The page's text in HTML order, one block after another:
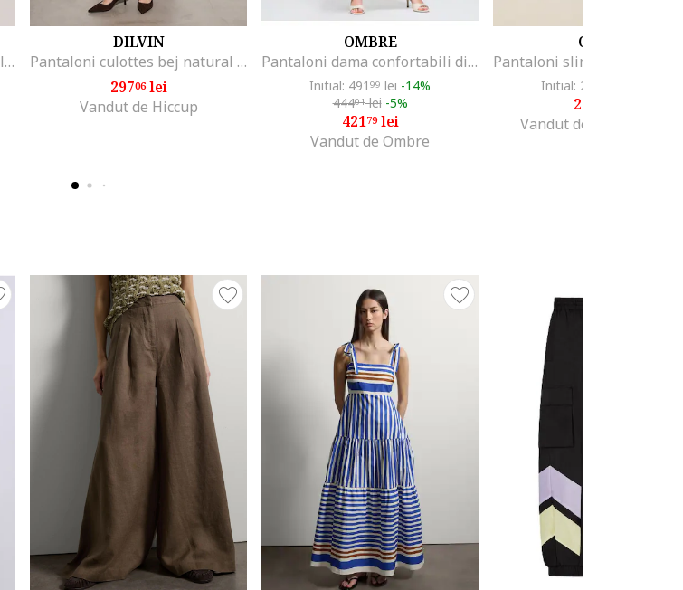
Pantaloni crop cu croiala ampla si buzunare oblice, Bleumarin
DILVIN
Pantaloni culottes bej natural plisati crep
29706lei
Vandut de Hiccup
OMBRE
Pantaloni dama confortabili din poliester cu elastan, Bej
Initial: 491 99 lei -14%
44401lei -5%
42179lei
Vandut de Ombre
OLTRE
Initial: 289
202
Vandut de Fashion Days